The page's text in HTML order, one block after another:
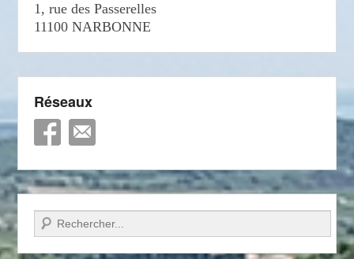
1, rue des Passerelles
11100 NARBONNE
Réseaux
Recherche